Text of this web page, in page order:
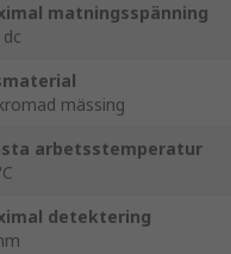
matningsspänning
mässing
arbetsstemperatur
detektering